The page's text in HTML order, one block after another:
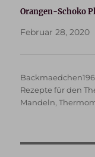
Orangen-Schoko
Februar 28, 2020
Autor
Rezepte für den
Mandeln,